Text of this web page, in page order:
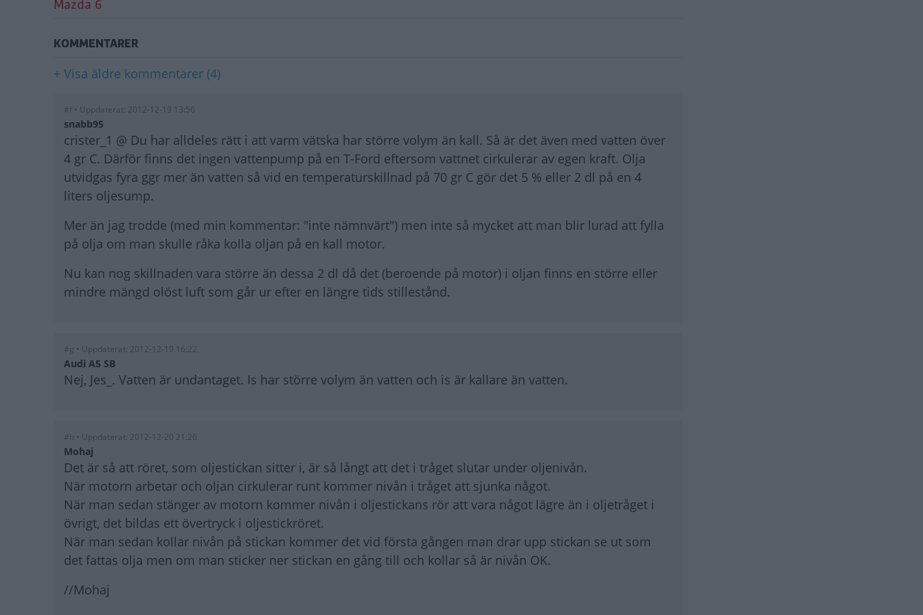
Mazda 6
KOMMENTARER
+ Visa äldre kommentarer (4)
#f • Uppdaterat: 2012-12-19 13:56
snabb95
crister_1 @ Du har alldeles rätt i att varm vätska har större volym än kall. Så är det även med vatten över
4 gr C. Därför finns det ingen vattenpump på en T-Ford eftersom vattnet cirkulerar av egen kraft. Olja
utvidgas fyra ggr mer än vatten så vid en temperaturskillnad på 70 gr C gör det 5 % eller 2 dl på en 4
liters oljesump.
Mer än jag trodde (med min kommentar: "inte nämnvärt") men inte så mycket att man blir lurad att fylla
på olja om man skulle råka kolla oljan på en kall motor.
Nu kan nog skillnaden vara större än dessa 2 dl då det (beroende på motor) i oljan finns en större eller
mindre mängd olöst luft som går ur efter en längre tids stillestånd.
#g • Uppdaterat: 2012-12-19 16:22
Audi A5 SB
Nej, Jes_. Vatten är undantaget. Is har större volym än vatten och is är kallare än vatten.
#h • Uppdaterat: 2012-12-20 21:26
Mohaj
Det är så att röret, som oljestickan sitter i, är så långt att det i tråget slutar under oljenivån.
När motorn arbetar och oljan cirkulerar runt kommer nivån i tråget att sjunka något.
När man sedan stänger av motorn kommer nivån i oljestickans rör att vara något lägre än i oljetråget i
övrigt, det bildas ett övertryck i oljestickröret.
När man sedan kollar nivån på stickan kommer det vid första gången man drar upp stickan se ut som
det fattas olja men om man sticker ner stickan en gång till och kollar så är nivån OK.
//Mohaj